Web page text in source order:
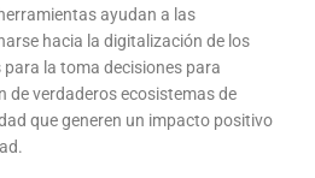
ayudan a las
hacia la digitalización de los
la toma decisiones para
de verdaderos ecosistemas de
que generen un impacto positivo